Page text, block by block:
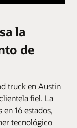
la
de
truck en Austin
fiel. La
en 16 estados,
tecnológico